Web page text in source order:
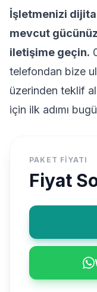
İşletmenizi
mevcut
iletişime geçin.
telefondan bize
üzerinden teklif
için ilk adımı
PAKET FIYATI
Fiyat